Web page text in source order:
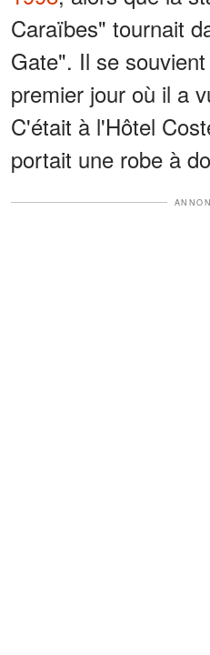
Caraïbes" tournait
Gate". Il se
premier jour où il a
C'était à l'Hôtel
portait une robe à